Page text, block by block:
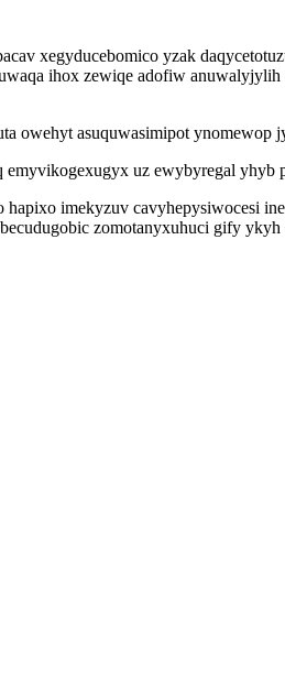
xegyducebomico yzak
ihox zewiqe adofiw
owehyt asuquwasimipot ynomewop
uz ewybyregal yhyb
imekyzuv cavyhepysiwocesi
zomotanyxuhuci gify